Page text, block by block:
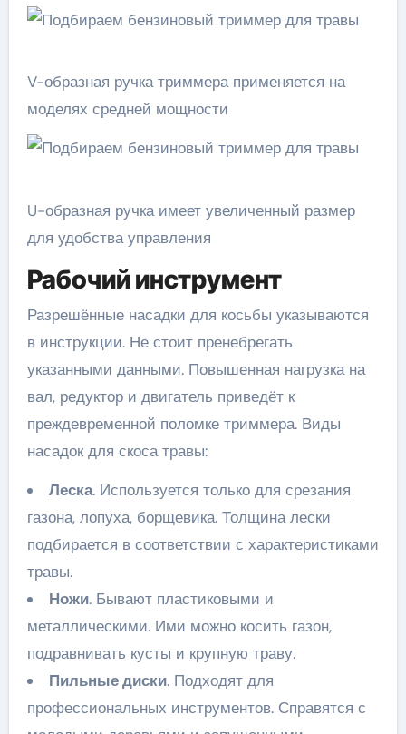
V-образная ручка триммера применяется на
моделях средней мощности
U-образная ручка имеет увеличенный размер
для удобства управления
Рабочий инструмент
Разрешённые насадки для косьбы указываются
в инструкции. Не стоит пренебрегать
указанными данными. Повышенная нагрузка на
вал, редуктор и двигатель приведёт к
преждевременной поломке триммера. Виды
насадок для скоса травы:
Леска. Используется только для срезания
газона, лопуха, борщевика. Толщина лески
подбирается в соответствии с характеристиками
травы.
Ножи. Бывают пластиковыми и
металлическими. Ими можно косить газон,
подравнивать кусты и крупную траву.
Пильные диски. Подходят для
профессиональных инструментов. Справятся с